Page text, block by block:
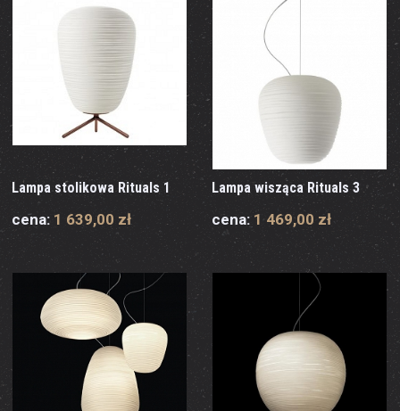
Lampa stolikowa Rituals 1
cena: 1 639,00 zł
Lampa wisząca Rituals 3
cena: 1 469,00 zł